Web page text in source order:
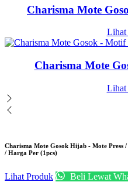
Charisma Mote
Lihat
Charisma Mote
Lihat
Charisma Mote Gosok Hijab - Mote Press
/ Harga Per (1pcs)
Lihat Produk Beli Lewat